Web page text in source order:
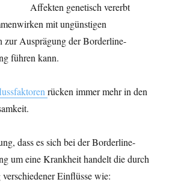
Affekten genetisch vererbt
mit ungünstigen
zur Ausprägung der Borderline-
führen kann.
rücken immer mehr in den
dass es sich bei der Borderline-
um eine Krankheit handelt die durch
Einflüsse wie: